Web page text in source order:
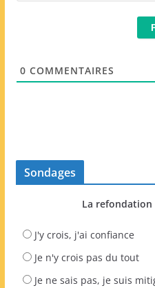
0 COMMENTAIRES
Sondages
La refondation
J'y crois, j'ai confiance
Je n'y crois pas du tout
Je ne sais pas, je suis